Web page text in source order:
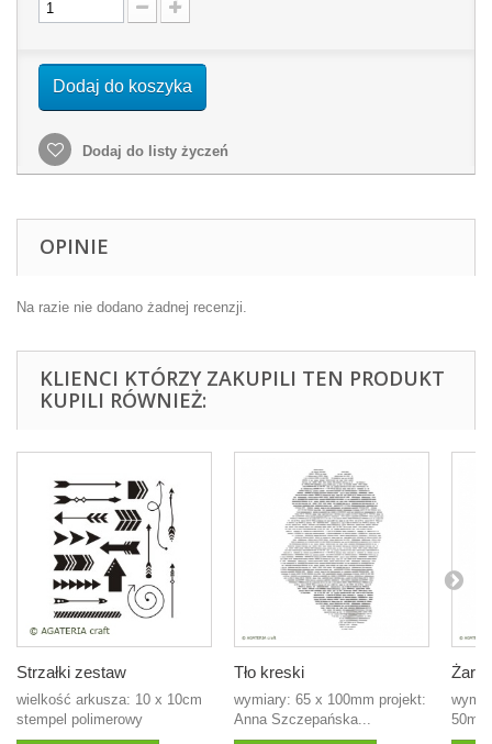
Dodaj do koszyka
Dodaj do listy życzeń
OPINIE
Na razie nie dodano żadnej recenzji.
KLIENCI KTÓRZY ZAKUPILI TEN PRODUKT
KUPILI RÓWNIEŻ:
Strzałki zestaw
wielkość arkusza: 10 x 10cm
stempel polimerowy
Tło kreski
wymiary: 65 x 100mm projekt:
Anna Szczepańska...